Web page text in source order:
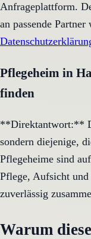
Anfrageplattform.
an passende
Pflegeheim in
finden
**Direktantwort:**
sondern diejenige,
Pflegeheime sind
Pflege, Aufsicht
zuverlässig
Warum